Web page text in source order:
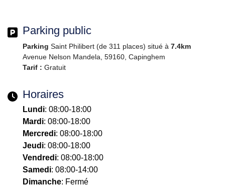
Parking public
Parking Saint Philibert (de 311 places) situé à 7.4km
Avenue Nelson Mandela, 59160, Capinghem
Tarif : Gratuit
Horaires
Lundi: 08:00-18:00
Mardi: 08:00-18:00
Mercredi: 08:00-18:00
Jeudi: 08:00-18:00
Vendredi: 08:00-18:00
Samedi: 08:00-14:00
Dimanche: Fermé